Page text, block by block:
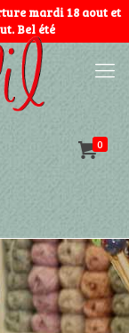
mardi 18 aout et
Bel été
0